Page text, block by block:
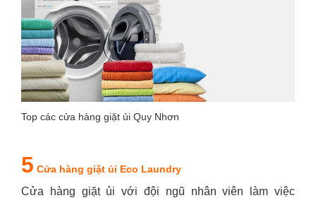
Top các cửa hàng giặt ủi Quy Nhơn
5 Cửa hàng giặt ủi Eco Laundry
Cửa hàng giặt ủi với đội ngũ nhân viên làm việc